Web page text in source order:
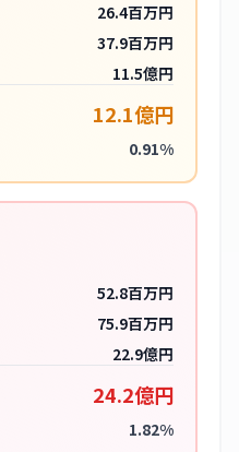
26.4百万円
37.9百万円
11.5億円
12.1億円
0.91%
52.8百万円
75.9百万円
22.9億円
24.2億円
1.82%